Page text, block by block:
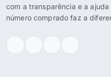
com a transparência e a
número comprado faz a